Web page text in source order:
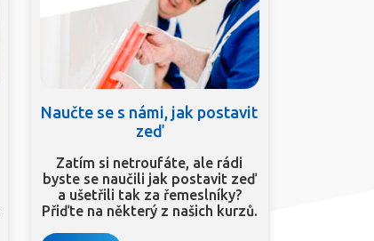
Naučte se s námi, jak postavit
zeď
Zatím si netroufáte, ale rádi
byste se naučili jak postavit zeď
a ušetřili tak za řemeslníky?
Přiďte na některý z našich kurzů.